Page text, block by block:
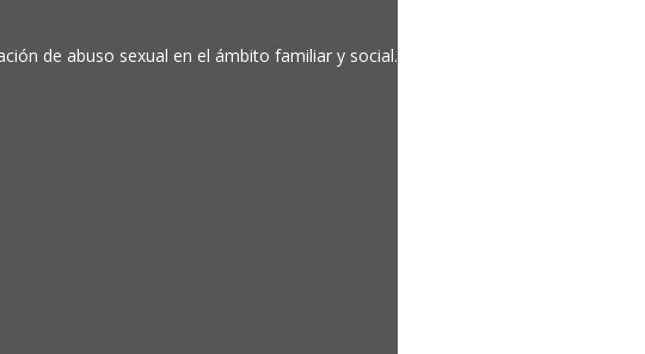
de abuso sexual en el ámbito familiar y social.